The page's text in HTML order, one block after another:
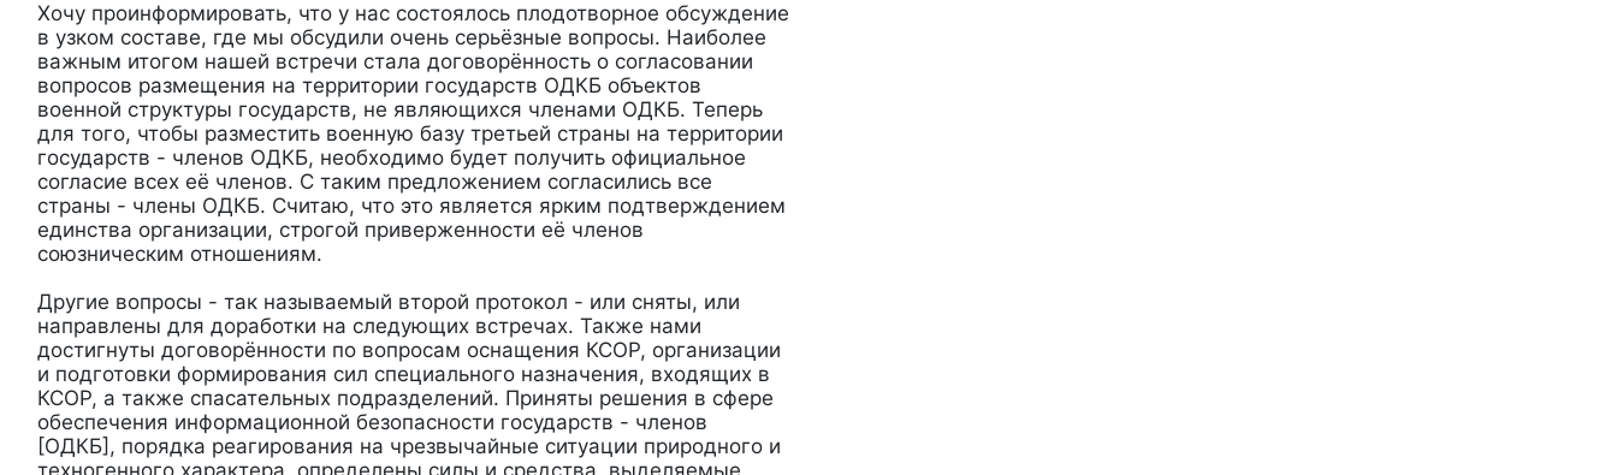
Хочу проинформировать, что у нас состоялось плодотворное обсуждение
в узком составе, где мы обсудили очень серьёзные вопросы. Наиболее
важным итогом нашей встречи стала договорённость о согласовании
вопросов размещения на территории государств ОДКБ объектов
военной структуры государств, не являющихся членами ОДКБ. Теперь
для того, чтобы разместить военную базу третьей страны на территории
государств - членов ОДКБ, необходимо будет получить официальное
согласие всех её членов. С таким предложением согласились все
страны - члены ОДКБ. Считаю, что это является ярким подтверждением
единства организации, строгой приверженности её членов
союзническим отношениям.
Другие вопросы - так называемый второй протокол - или сняты, или
направлены для доработки на следующих встречах. Также нами
достигнуты договорённости по вопросам оснащения КСОР, организации
и подготовки формирования сил специального назначения, входящих в
КСОР, а также спасательных подразделений. Приняты решения в сфере
обеспечения информационной безопасности государств - членов
[ОДКБ], порядка реагирования на чрезвычайные ситуации природного и
техногенного характера, определены силы и средства, выделяемые